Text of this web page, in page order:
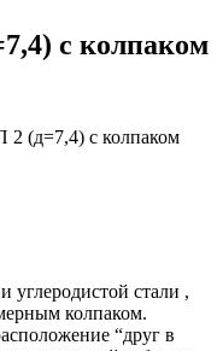
с колпаком
2 (д=7,4) с колпаком
стали ,
колпаком.
“друг в